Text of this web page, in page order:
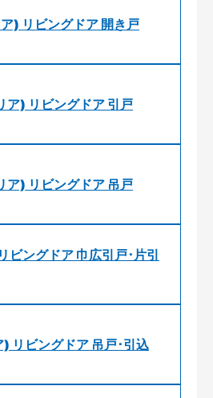
) リビングドア 開き戸
) リビングドア 引戸
) リビングドア 吊戸
ングドア 巾広引戸･片引
リビングドア 吊戸･引込